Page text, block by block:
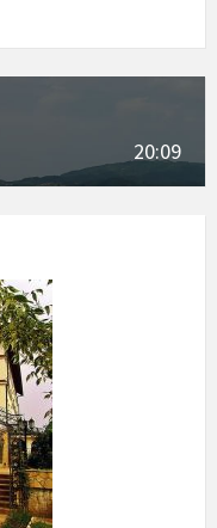
20:09